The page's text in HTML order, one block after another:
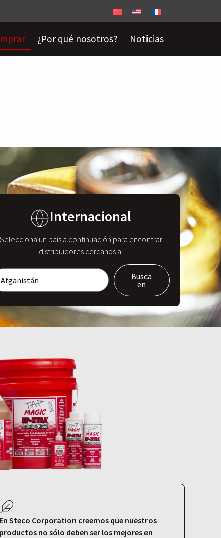
¿Por qué nosotros? Noticias
Internacional
Selecciona un país a continuación para encontrar
distribuidores cercanos a.
Busca
en
En Steco Corporation creemos que nuestros
productos no sólo deben ser los mejores en